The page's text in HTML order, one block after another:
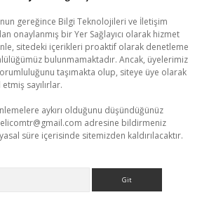
gereğince Bilgi Teknolojileri ve İletişim
onaylanmış bir Yer Sağlayıcı olarak hizmet
sitedeki içerikleri proaktif olarak denetleme
bulunmamaktadır. Ancak, üyelerimiz
taşımakta olup, siteye üye olarak
sayılırlar.
aykırı olduğunu düşündüğünüz
adresine bildirmeniz
süre içerisinde sitemizden kaldırılacaktır.